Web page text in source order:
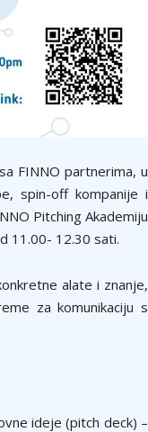
FINNO partnerima, u
spin-off kompanije i
Pitching Akademiju
11.00- 12.30 sati.
alate i znanje,
za komunikaciju s
ideje (pitch deck) –